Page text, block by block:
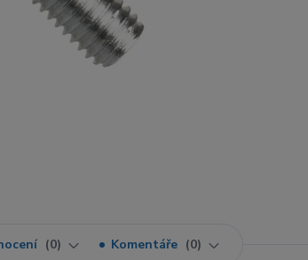
0 Komentáře 0